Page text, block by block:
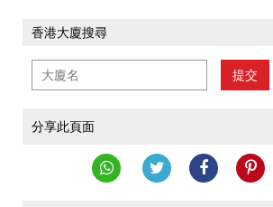
香港大廈搜尋
提交
分享此頁面